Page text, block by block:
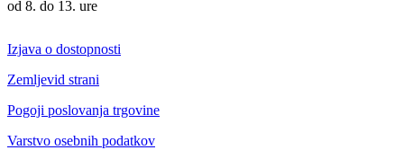
od 8. do 13. ure
Izjava o dostopnosti
Zemljevid strani
Pogoji poslovanja trgovine
Varstvo osebnih podatkov